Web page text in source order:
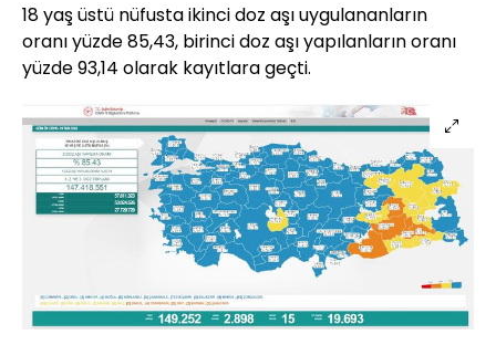
18 yaş üstü nüfusta ikinci doz aşı uygulananların
oranı yüzde 85,43, birinci doz aşı yapılanların oranı
yüzde 93,14 olarak kayıtlara geçti.